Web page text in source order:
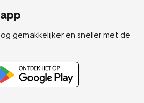
gemakkelijker en sneller met de